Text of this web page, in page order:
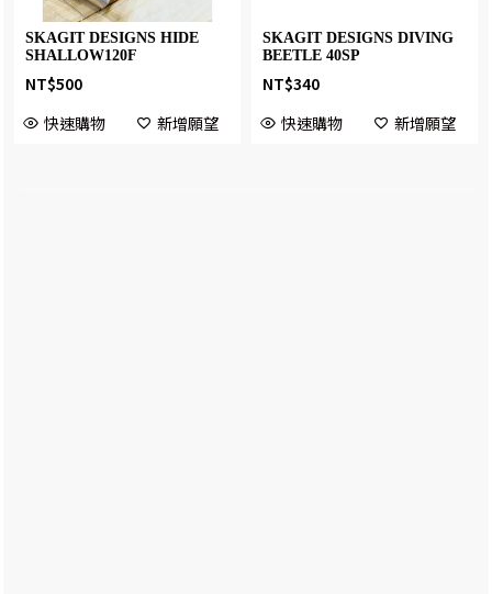
SKAGIT DESIGNS HIDE
SHALLOW120F
NT$500
快速購物
新增願望
SKAGIT DESIGNS DIVING
BEETLE 40SP
NT$340
快速購物
新增願望